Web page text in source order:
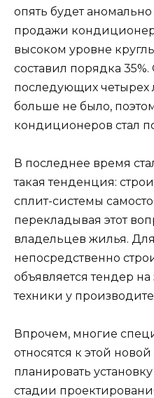
опять будет
продажи
высоком уровне
составил порядка
последующих четырех
больше не было,
кондиционеров стал
В последнее время
такая тенденция:
сплит-системы
перекладывая этот
владельцев жилья.
непосредственно
объявляется тендер
техники у
Впрочем, многие
относятся к этой
планировать
стадии